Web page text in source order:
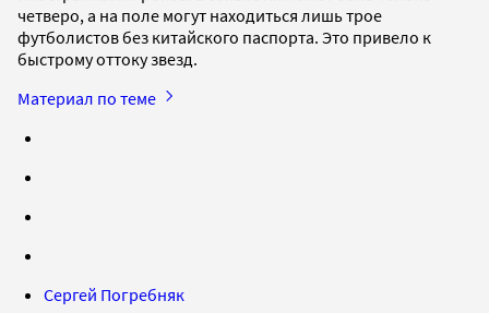
четверо, а на поле могут находиться лишь трое
футболистов без китайского паспорта. Это привело к
быстрому оттоку звезд.
Материал по теме
Сергей Погребняк